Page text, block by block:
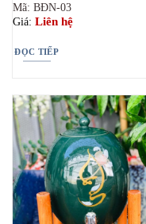
Mã: BĐN-03
Giá: Liên hệ
ĐỌC TIẾP